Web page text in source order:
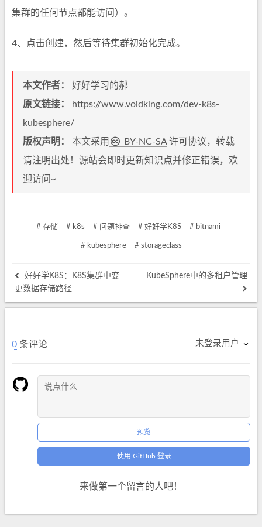
集群的任何节点都能访问）。
4、点击创建，然后等待集群初始化完成。
本文作者：
好好学习的郝
原文链接：
https://www.voidking.com/dev-k8s-
kubesphere/
版权声明：
本文采用 BY-NC-SA许可协议，转载
请注明出处！源站会即时更新知识点并修正错误，欢
迎访问~
# 存储 # k8s # 问题排查 # 好好学K8S # bitnami
# kubesphere # storageclass
好好学K8S：K8S集群中变
更数据存储路径
KubeSphere中的多租户管理
0 条评论 未登录用户
预览
使用 GitHub 登录
来做第一个留言的人吧！